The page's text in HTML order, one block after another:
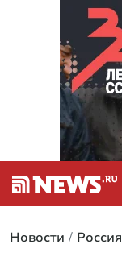
Новости Россия